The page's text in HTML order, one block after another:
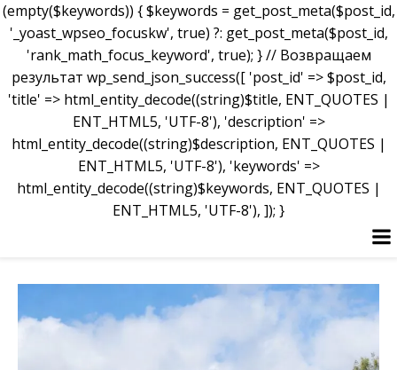
(empty($keywords)) { $keywords = get_post_meta($post_id,
'_yoast_wpseo_focuskw', true) ?: get_post_meta($post_id,
'rank_math_focus_keyword', true); } // Возвращаем
результат wp_send_json_success([ 'post_id' => $post_id,
'title' => html_entity_decode((string)$title, ENT_QUOTES |
ENT_HTML5, 'UTF-8'), 'description' =>
html_entity_decode((string)$description, ENT_QUOTES |
ENT_HTML5, 'UTF-8'), 'keywords' =>
html_entity_decode((string)$keywords, ENT_QUOTES |
ENT_HTML5, 'UTF-8'), ]); }